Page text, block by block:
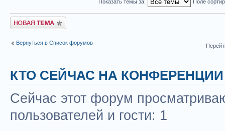
Показать темы за: Поле
Новая тема
Вернуться в Список форумов
КТО СЕЙЧАС НА КОНФЕРЕНЦИИ
Сейчас этот форум
пользователей и гости: 1